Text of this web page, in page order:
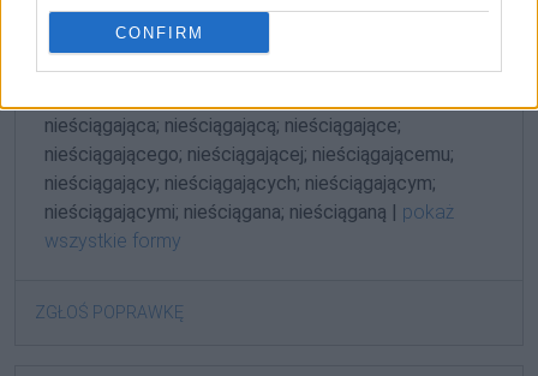
CONFIRM
Gramatyka
nieściągająca; nieściągającą; nieściągające;
nieściągającego; nieściągającej; nieściągającemu;
nieściągający; nieściągających; nieściągającym;
nieściągającymi; nieściągana; nieściąganą | pokaż
wszystkie formy
ZGŁOŚ POPRAWKĘ